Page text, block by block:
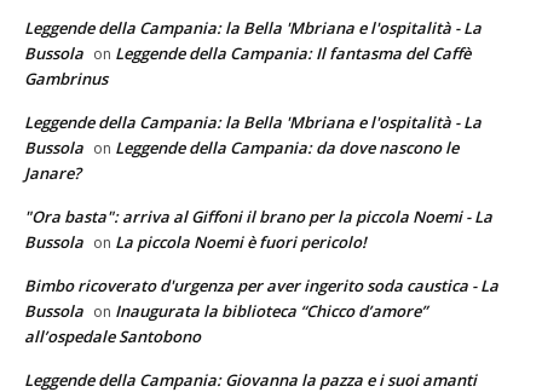
Leggende della Campania: la Bella 'Mbriana e l'ospitalità - La
Bussola on Leggende della Campania: Il fantasma del Caffè
Gambrinus
Leggende della Campania: la Bella 'Mbriana e l'ospitalità - La
Bussola on Leggende della Campania: da dove nascono le
Janare?
"Ora basta": arriva al Giffoni il brano per la piccola Noemi - La
Bussola on La piccola Noemi è fuori pericolo!
Bimbo ricoverato d'urgenza per aver ingerito soda caustica - La
Bussola on Inaugurata la biblioteca “Chicco d’amore”
all’ospedale Santobono
Leggende della Campania: Giovanna la pazza e i suoi amanti